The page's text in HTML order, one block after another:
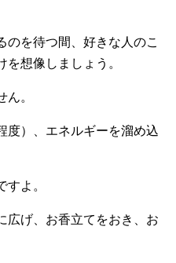
のを待つ間、好きな人のこ
想像しましょう。
。
度）、エネルギーを溜め込
よ。
広げ、お香立てをおき、お